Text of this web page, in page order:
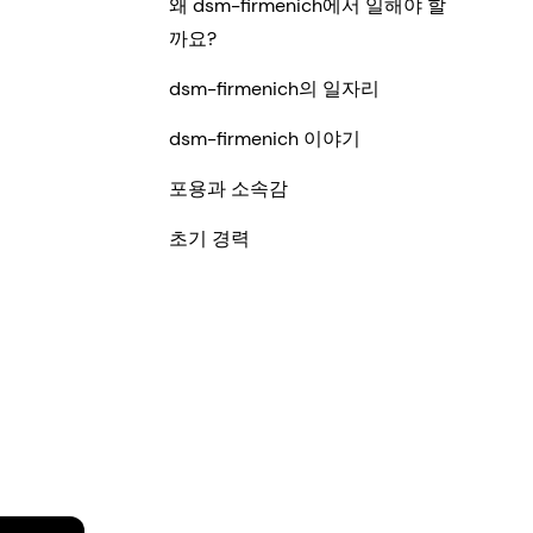
왜 dsm-firmenich에서 일해야 할
까요?
dsm-firmenich의 일자리
dsm-firmenich 이야기
포용과 소속감
초기 경력